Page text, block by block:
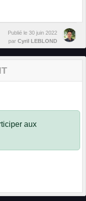
Publié le 30 juin 2022
par Cyril LEBLOND
aux